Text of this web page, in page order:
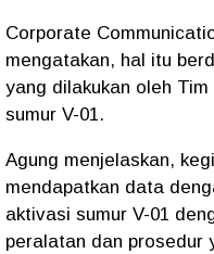
Corporate
mengatakan, hal itu
yang dilakukan oleh
sumur V-01.
Agung menjelaskan,
mendapatkan data
aktivasi sumur V-01
peralatan dan prosedur